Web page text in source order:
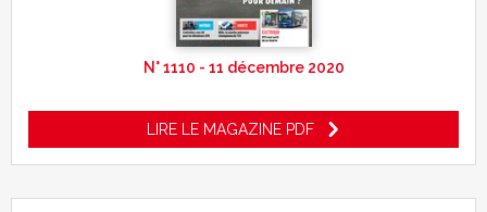
N° 1110 - 11 décembre 2020
LIRE LE MAGAZINE PDF